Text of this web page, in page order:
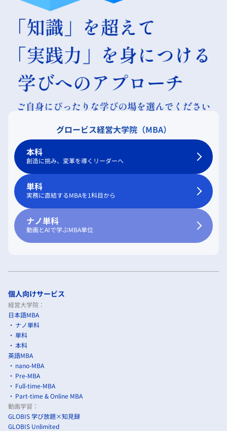
グロービス経営大学院（MBA）
本科
創造に挑み、変革を導くリーダーへ
単科
実務に直結するMBAを1科目から
ナノ単科
動画とAIで学ぶMBA単位
個人向けサービス
経営大学院：
日本語MBA
ナノ単科
単科
本科
英語MBA
nano-MBA
Pre-MBA
Full-time-MBA
Part-time & Online MBA
動画学習：
GLOBIS 学び放題×知見録
GLOBIS Unlimited